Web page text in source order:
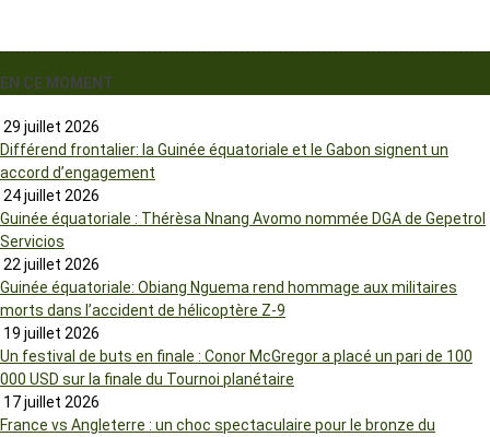
EN CE MOMENT
29 juillet 2026
Différend frontalier: la Guinée équatoriale et le Gabon signent un
accord d’engagement
24 juillet 2026
Guinée équatoriale : Thérèsa Nnang Avomo nommée DGA de Gepetrol
Servicios
22 juillet 2026
Guinée équatoriale: Obiang Nguema rend hommage aux militaires
morts dans l’accident de hélicoptère Z-9
19 juillet 2026
Un festival de buts en finale : Conor McGregor a placé un pari de 100
000 USD sur la finale du Tournoi planétaire
17 juillet 2026
France vs Angleterre : un choc spectaculaire pour le bronze du